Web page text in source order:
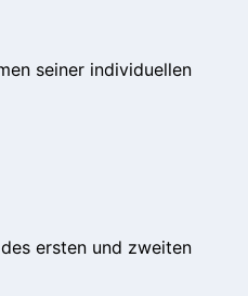
seiner individuellen
ersten und zweiten